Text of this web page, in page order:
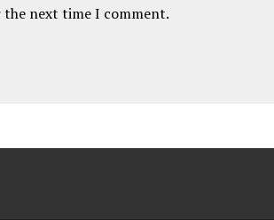
the next time I comment.